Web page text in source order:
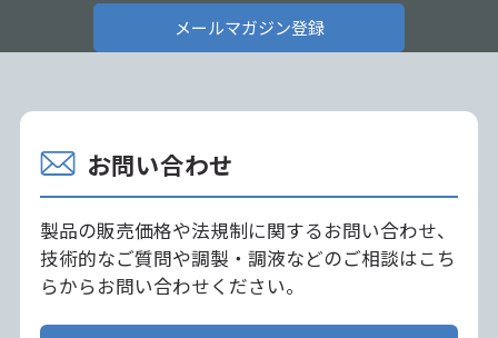
メールマガジン登録
お問い合わせ
製品の販売価格や法規制に関するお問い合わせ、
技術的なご質問や調製・調液などのご相談はこち
らからお問い合わせください。